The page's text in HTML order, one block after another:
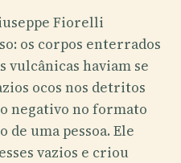
Fiorelli
os corpos enterrados
vulcânicas haviam se
ocos nos detritos
negativo no formato
uma pessoa. Ele
vazios e criou